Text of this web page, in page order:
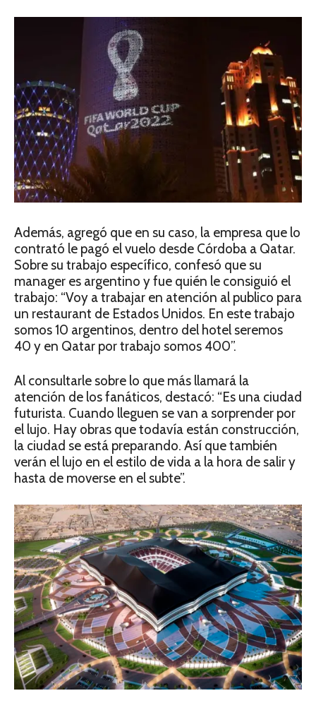
Además, agregó que en su caso, la empresa que lo
contrató le pagó el vuelo desde Córdoba a Qatar.
Sobre su trabajo específico, confesó que su
manager es argentino y fue quién le consiguió el
trabajo: “Voy a trabajar en atención al publico para
un restaurant de Estados Unidos. En este trabajo
somos 10 argentinos, dentro del hotel seremos
40 y en Qatar por trabajo somos 400”.
Al consultarle sobre lo que más llamará la
atención de los fanáticos, destacó: “Es una ciudad
futurista. Cuando lleguen se van a sorprender por
el lujo. Hay obras que todavía están construcción,
la ciudad se está preparando. Así que también
verán el lujo en el estilo de vida a la hora de salir y
hasta de moverse en el subte”.